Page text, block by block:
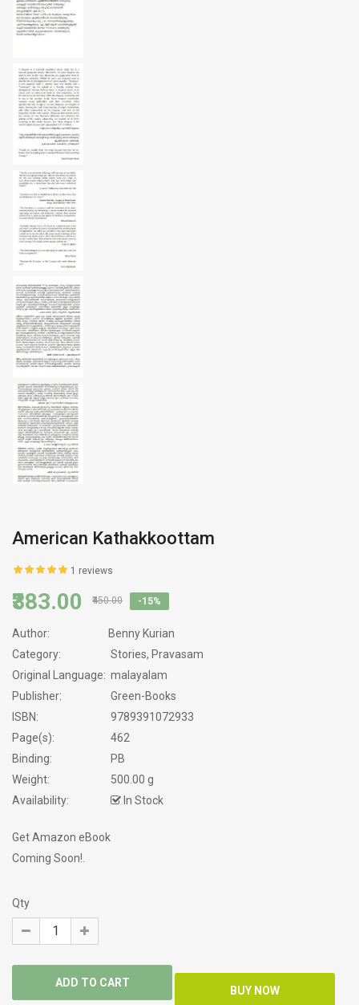
American Kathakkoottam
1 reviews
₹383.00 ₹450.00 -15%
Author:
Benny Kurian
Category:
Stories, Pravasam
Original Language: malayalam
Publisher:
Green-Books
ISBN:
9789391072933
Page(s):
462
Binding:
PB
Weight:
500.00 g
Availability:
In Stock
Get Amazon eBook
Coming Soon!.
Qty